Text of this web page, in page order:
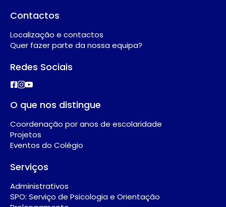
Contactos
Localização e contactos
Quer fazer parte da nossa equipa?
Redes Sociais
O que nos distingue
Coordenação por anos de escolaridade
Projetos
Eventos do Colégio
Serviços
Administrativos
SPO: Serviço de Psicologia e Orientação